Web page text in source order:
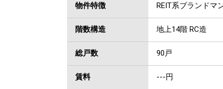
物件特徴 REIT系ブランドマ
階数構造 地上14階 RC造
総戸数 90戸
賃料 ---円